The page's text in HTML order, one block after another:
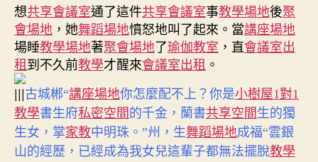
想共享會議室通了這件共享會議室事教學場地後聚
會場地 ，她舞蹈場地憤怒地叫了起來。當講座場地
場睡教學場地著聚會場地了瑜伽教室 ，直會議室出
租到不久前教學才醒來會議室出租 。
|||古城郴“講座場地你怎麼配不上？你是小樹屋1對1
教學書生府私密空間 的千金，蘭書共享空間 生的獨
生女，掌家教中明珠。”州，生舞蹈場地成福“雲銀
山的經歷，已經成為我女兒這輩子都無法擺脫教學